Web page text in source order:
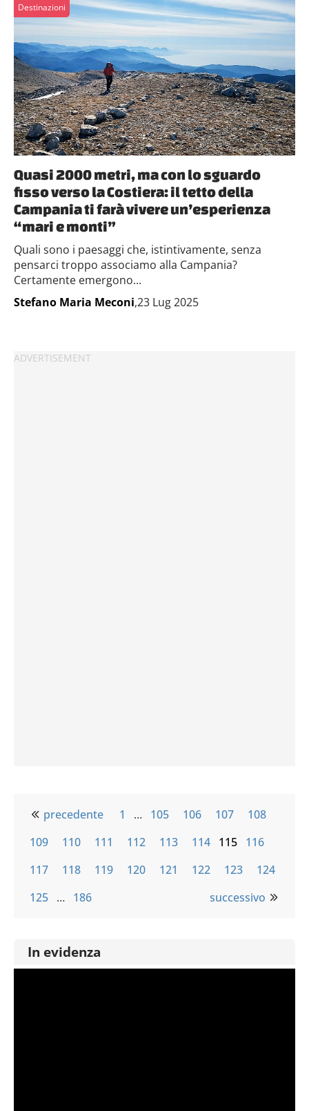
Destinazioni
Quasi 2000 metri, ma con lo sguardo
fisso verso la Costiera: il tetto della
Campania ti farà vivere un’esperienza
“mari e monti”
Quali sono i paesaggi che, istintivamente, senza
pensarci troppo associamo alla Campania?
Certamente emergono...
Stefano Maria Meconi,23 Lug 2025
precedente 1 … 105 106 107
108
109
110 111 112 113 114 115 116
117
118 119 120 121 122 123
124
125 … 186 successivo
In evidenza